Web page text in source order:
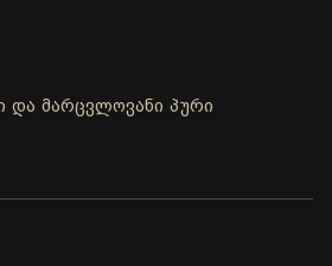
და მარცვლოვანი პური